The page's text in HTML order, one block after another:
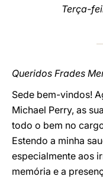
Terça-
Queridos Frades
Sede bem-vindos!
Michael Perry, as
todo o bem no
Estendo a minha
especialmente aos
memória e a